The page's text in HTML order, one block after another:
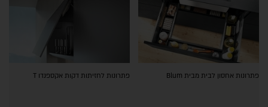
פתרונות אחסון לבית מבית Blum פתרונות לחזיתות דקות אקספנדו T